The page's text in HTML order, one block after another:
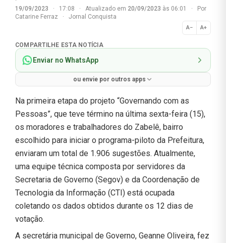
19/09/2023 · 17:08 · Atualizado em 20/09/2023 às 06:01 ·
Por
Catarine Ferraz
· Jornal Conquista
A− A+
Normal
COMPARTILHE ESTA NOTÍCIA
Enviar no WhatsApp
ou envie por outros apps
Na primeira etapa do projeto “Governando com as
Pessoas”, que teve término na última sexta-feira (15),
os moradores e trabalhadores do Zabelê, bairro
escolhido para iniciar o programa-piloto da Prefeitura,
enviaram um total de 1.906 sugestões. Atualmente,
uma equipe técnica composta por servidores da
Secretaria de Governo (Segov) e da Coordenação de
Tecnologia da Informação (CTI) está ocupada
coletando os dados obtidos durante os 12 dias de
votação.
A secretária municipal de Governo, Geanne Oliveira, fez